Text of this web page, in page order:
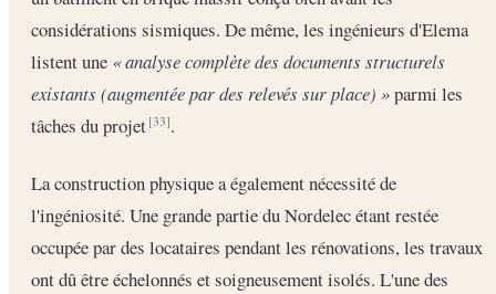
considérations sismiques. De même, les ingénieurs d'Elema
listent une « analyse complète des documents structurels
existants (augmentée par des relevés sur place) »parmi les
tâches du projet[33].
La construction physique a également nécessité de
l'ingéniosité. Une grande partie du Nordelec étant restée
occupée par des locataires pendant les rénovations, les travaux
ont dû être échelonnés et soigneusement isolés. L'une des